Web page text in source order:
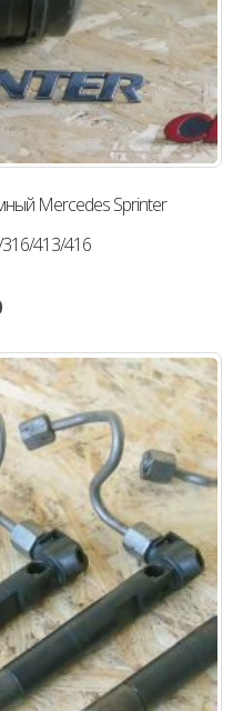
Mercedes Sprinter
413/416